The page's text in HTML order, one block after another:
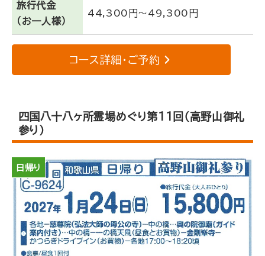
旅行代金
（お一人様）
44,300円～49,300円
コース詳細・ご予約
四国八十八ヶ所霊場めぐり第11回（高野山御礼
参り）
日帰り